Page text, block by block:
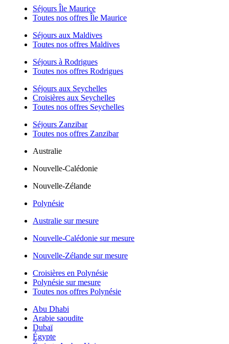
Séjours Île Maurice
Toutes nos offres Île Maurice
Séjours aux Maldives
Toutes nos offres Maldives
Séjours à Rodrigues
Toutes nos offres Rodrigues
Séjours aux Seychelles
Croisières aux Seychelles
Toutes nos offres Seychelles
Séjours Zanzibar
Toutes nos offres Zanzibar
Australie
Nouvelle-Calédonie
Nouvelle-Zélande
Polynésie
Australie sur mesure
Nouvelle-Calédonie sur mesure
Nouvelle-Zélande sur mesure
Croisières en Polynésie
Polynésie sur mesure
Toutes nos offres Polynésie
Abu Dhabi
Arabie saoudite
Dubaï
Égypte